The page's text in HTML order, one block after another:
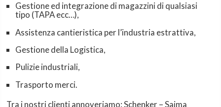
Gestione ed integrazione di magazzini di qualsiasi
tipo (TAPA ecc…),
Assistenza cantieristica per l’industria estrattiva,
Gestione della Logistica,
Pulizie industriali,
Trasporto merci.
Tra i nostri clienti annoveriamo: Schenker – Saima